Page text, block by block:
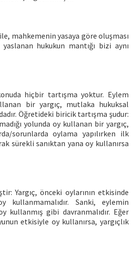
mahkemenin yasaya göre oluşması
hukukun mantığı bizi aynı
hiçbir tartışma yoktur. Eylem
bir yargıç, mutlaka hukuksal
Öğretideki biricik tartışma şudur:
yolunda oy kullanan bir yargıç,
sorunlarda oylama yapılırken ilk
sürekli sanıktan yana oy kullanırsa
Yargıç, önceki oylarının etkisinde
kullanmamalıdır. Sanki, eylemin
kullanmış gibi davranmalıdır. Eğer
etkisiyle oy kullanırsa, yargıçlık